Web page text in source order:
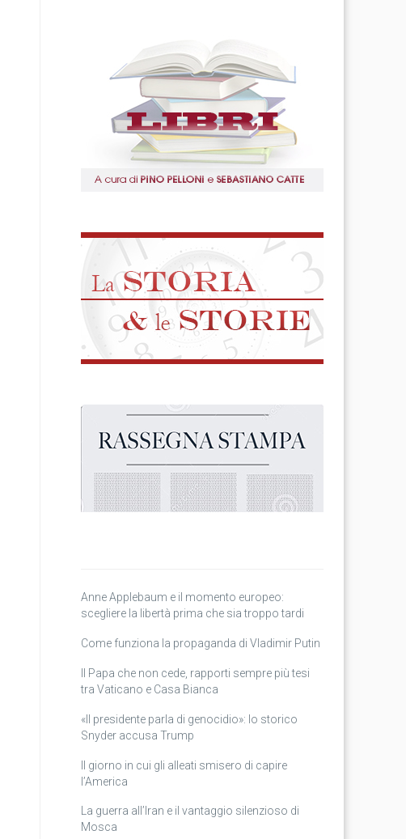
Anne Applebaum e il momento europeo:
scegliere la libertà prima che sia troppo tardi
Come funziona la propaganda di Vladimir Putin
Il Papa che non cede, rapporti sempre più tesi
tra Vaticano e Casa Bianca
«Il presidente parla di genocidio»: lo storico
Snyder accusa Trump
Il giorno in cui gli alleati smisero di capire
l’America
La guerra all’Iran e il vantaggio silenzioso di
Mosca